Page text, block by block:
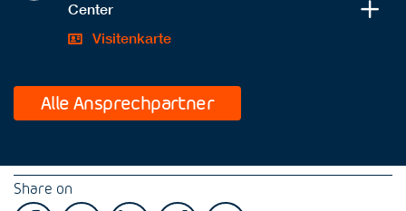
Center
Visitenkarte
Alle Ansprechpartner
Share on